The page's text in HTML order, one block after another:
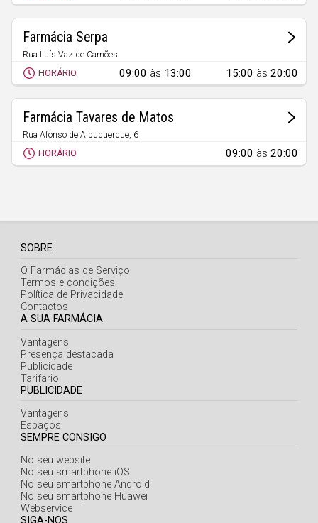
Farmácia Serpa
Rua Luís Vaz de Camões
Quinta do Anjo
HORÁRIO 09:00 às 13:00 15:00 às20:00
Farmácia Tavares de Matos
Rua Afonso de Albuquerque, 6
Pinhal Novo
HORÁRIO 09:00 às20:00
SOBRE
O Farmácias de Serviço
Termos e condições
Política de Privacidade
Contactos
A SUA FARMÁCIA
Vantagens
Presença destacada
Publicidade
Tarifário
PUBLICIDADE
Vantagens
Espaços
SEMPRE CONSIGO
No seu website
No seu smartphone iOS
No seu smartphone Android
No seu smartphone Huawei
Webservice